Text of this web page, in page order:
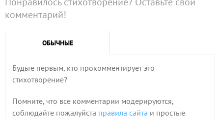
комментарий!
ОБЫЧНЫЕ
Будьте первым, кто прокомментирует это
стихотворение?
Помните, что все комментарии модерируются,
соблюдайте пожалуйста правила сайта и простые